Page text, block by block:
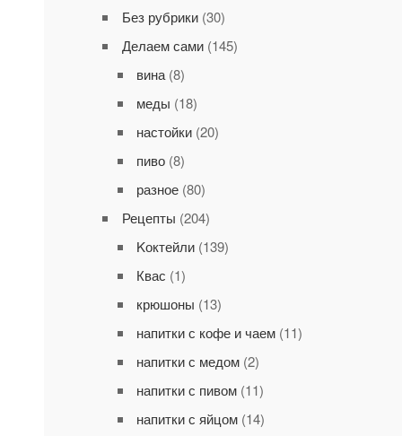
Без рубрики(30)
Делаем сами(145)
вина(8)
меды (18)
настойки(20)
пиво(8)
разное(80)
Рецепты (204)
Kоктейли(139)
Квас (1)
крюшоны (13)
напитки с кофе и чаем(11)
напитки с медом(2)
напитки с пивом(11)
напитки с яйцом(14)